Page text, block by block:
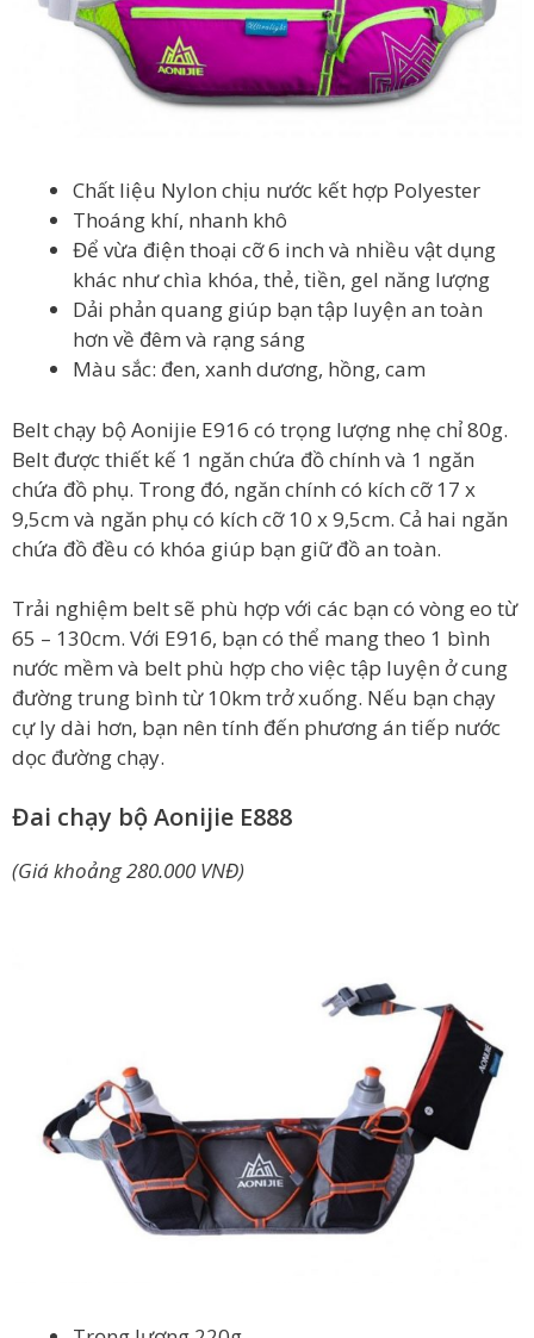
Chất liệu Nylon chịu nước kết hợp Polyester
Thoáng khí, nhanh khô
Để vừa điện thoại cỡ 6 inch và nhiều vật dụng
khác như chìa khóa, thẻ, tiền, gel năng lượng
Dải phản quang giúp bạn tập luyện an toàn
hơn về đêm và rạng sáng
Màu sắc: đen, xanh dương, hồng, cam
Belt chạy bộ Aonijie E916 có trọng lượng nhẹ chỉ 80g.
Belt được thiết kế 1 ngăn chứa đồ chính và 1 ngăn
chứa đồ phụ. Trong đó, ngăn chính có kích cỡ 17 x
9,5cm và ngăn phụ có kích cỡ 10 x 9,5cm. Cả hai ngăn
chứa đồ đều có khóa giúp bạn giữ đồ an toàn.
Trải nghiệm belt sẽ phù hợp với các bạn có vòng eo từ
65 – 130cm. Với E916, bạn có thể mang theo 1 bình
nước mềm và belt phù hợp cho việc tập luyện ở cung
đường trung bình từ 10km trở xuống. Nếu bạn chạy
cự ly dài hơn, bạn nên tính đến phương án tiếp nước
dọc đường chạy.
Đai chạy bộ Aonijie E888
(Giá khoảng 280.000 VNĐ)